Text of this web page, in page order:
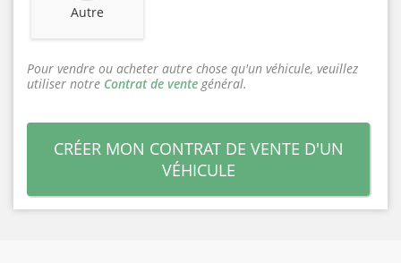
Autre
Pour vendre ou acheter autre chose qu'un véhicule, veuillez
utiliser notre Contrat de ventegénéral.
CRÉER MON CONTRAT DE VENTE D'UN
VÉHICULE